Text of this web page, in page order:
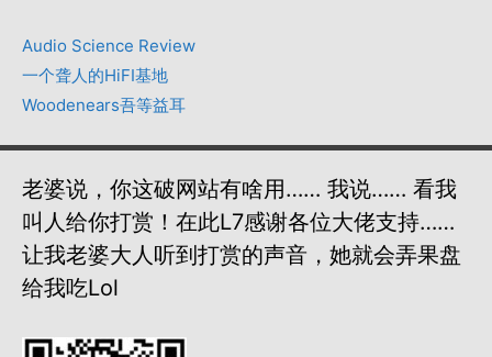
Audio Science Review
一个聋人的HiFI基地
Woodenears吾等益耳
老婆说，你这破网站有啥用…… 我说…… 看我
叫人给你打赏！在此L7感谢各位大佬支持……
让我老婆大人听到打赏的声音，她就会弄果盘
给我吃lol